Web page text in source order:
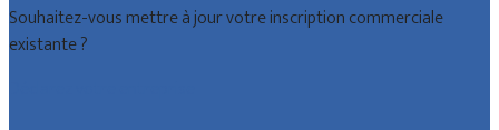
Souhaitez-vous mettre à jour votre inscription commerciale
existante ?